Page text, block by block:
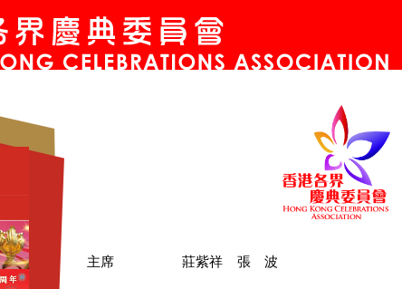
主席 莊紫祥 張 波